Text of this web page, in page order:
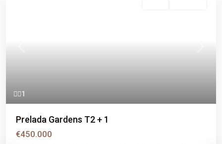
1
Prelada Gardens T2 + 1
€450.000